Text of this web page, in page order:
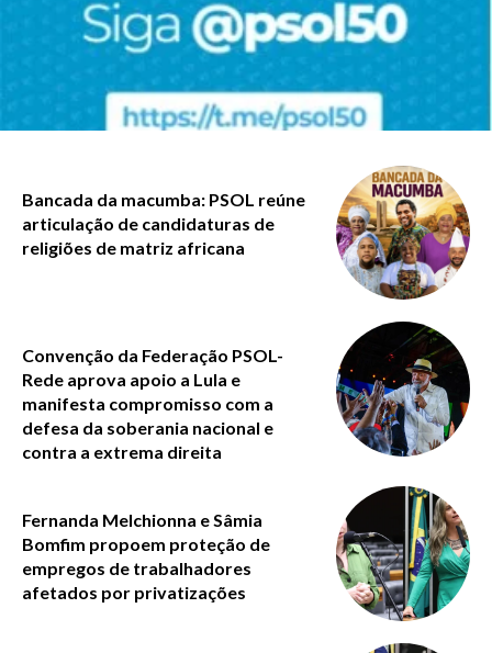
Bancada da macumba: PSOL reúne
articulação de candidaturas de
religiões de matriz africana
Convenção da Federação PSOL-
Rede aprova apoio a Lula e
manifesta compromisso com a
defesa da soberania nacional e
contra a extrema direita
Fernanda Melchionna e Sâmia
Bomfim propoem proteção de
empregos de trabalhadores
afetados por privatizações